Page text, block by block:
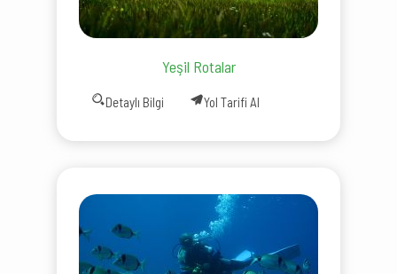
Yeşil Rotalar
Detaylı Bilgi Yol Tarifi Al